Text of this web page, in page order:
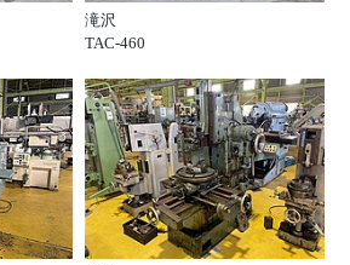
滝沢
TAC-460